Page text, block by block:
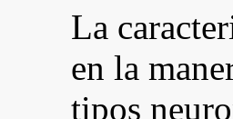
La
en la
tipos